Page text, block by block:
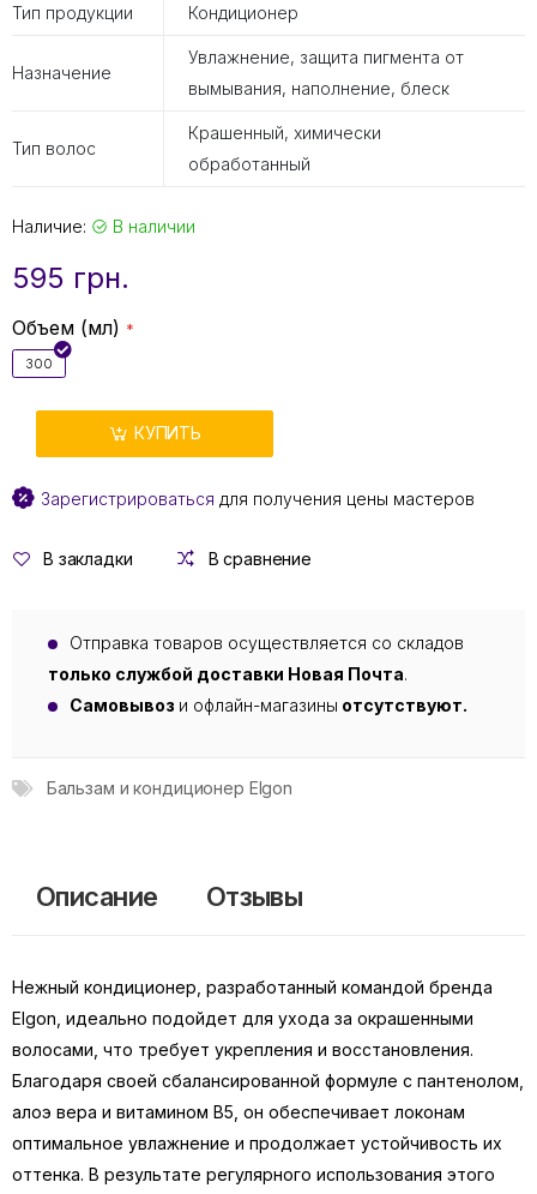
Тип продукции Кондиционер
Назначение
Увлажнение, защита пигмента от
вымывания, наполнение, блеск
Тип волос
Крашенный, химически
обработанный
Наличие: В наличии
595 грн.
Объем (мл)
300
КУПИТЬ
Зарегистрироваться для получения цены мастеров
В закладки В сравнение
Отправка товаров осуществляется со складов
только службой доставки Новая Почта.
Самовывоз и офлайн-магазины отсутствуют.
Бальзам и кондиционер Elgon
Описание Отзывы
Нежный кондиционер, разработанный командой бренда
Elgon, идеально подойдет для ухода за окрашенными
волосами, что требует укрепления и восстановления.
Благодаря своей сбалансированной формуле с пантенолом,
алоэ вера и витамином B5, он обеспечивает локонам
оптимальное увлажнение и продолжает устойчивость их
оттенка. В результате регулярного использования этого